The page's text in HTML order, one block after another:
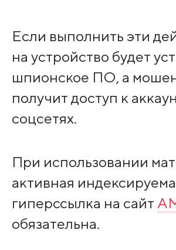
Если выполнить эти
на устройство будет
шпионское ПО, а
получит доступ к
соцсетях.
При использовании
активная
гиперссылка на сайт
обязательна.